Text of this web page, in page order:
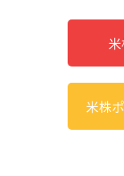
米株